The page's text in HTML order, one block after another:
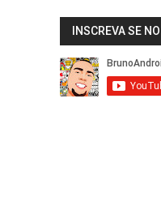
INSCREVA SE